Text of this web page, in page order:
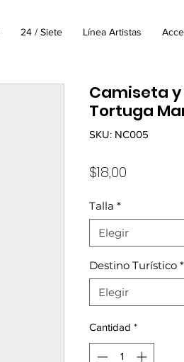
24 / Siete Línea Artistas
Camiseta y
Tortuga
SKU: NC005
$18,00
Talla *
Elegir
Destino Turístico *
Elegir
Cantidad *